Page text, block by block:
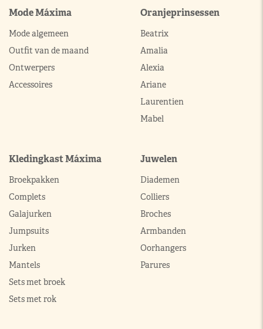
Mode Máxima
Mode algemeen
Outfit van de maand
Ontwerpers
Accessoires
Oranjeprinsessen
Beatrix
Amalia
Alexia
Ariane
Laurentien
Mabel
Kledingkast Máxima
Broekpakken
Complets
Galajurken
Jumpsuits
Jurken
Mantels
Sets met broek
Sets met rok
Juwelen
Diademen
Colliers
Broches
Armbanden
Oorhangers
Parures